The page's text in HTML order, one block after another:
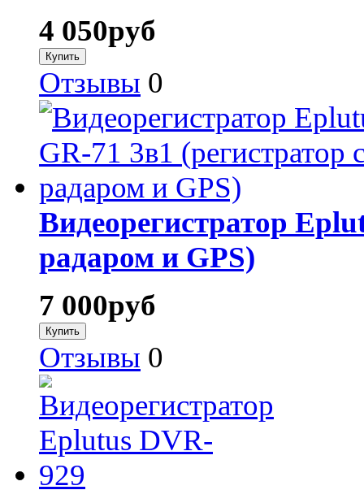
4 050руб
Отзывы 0
Видеорегистратор
радаром и GPS)
7 000руб
Отзывы 0